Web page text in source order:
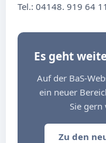
Tel.: 04148. 919 64 11
Es geht
Auf der BaS-
ein neuer
Sie
Zu den